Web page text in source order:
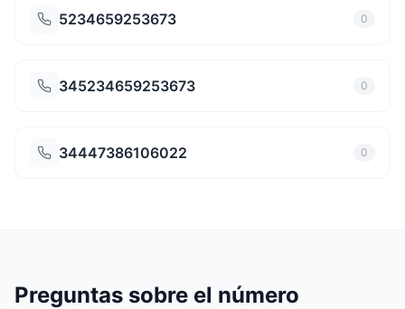
5234659253673 0
345234659253673 0
34447386106022 0
Preguntas sobre el número